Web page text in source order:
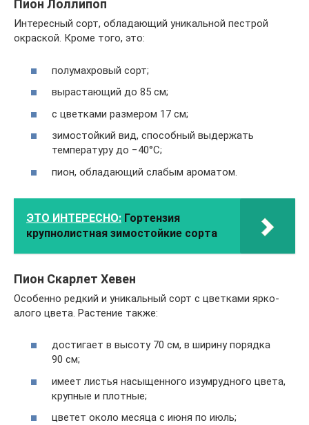
Пион Лоллипоп
Интересный сорт, обладающий уникальной пестрой
окраской. Кроме того, это:
полумахровый сорт;
вырастающий до 85 см;
с цветками размером 17 см;
зимостойкий вид, способный выдержать
температуру до −40°С;
пион, обладающий слабым ароматом.
ЭТО ИНТЕРЕСНО: Гортензия
крупнолистная зимостойкие сорта
Пион Скарлет Хевен
Особенно редкий и уникальный сорт с цветками ярко-
алого цвета. Растение также:
достигает в высоту 70 см, в ширину порядка
90 см;
имеет листья насыщенного изумрудного цвета,
крупные и плотные;
цветет около месяца с июня по июль;